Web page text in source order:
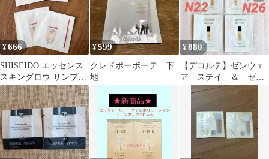
¥666
SHISEIDO エッセンス
スキングロウ サンプル
セット
¥599
クレドポーボーテ 下
地
¥880
【デコルテ】ゼンウェ
ア ステイ ＆ ゼン
ウェア グロウ サン